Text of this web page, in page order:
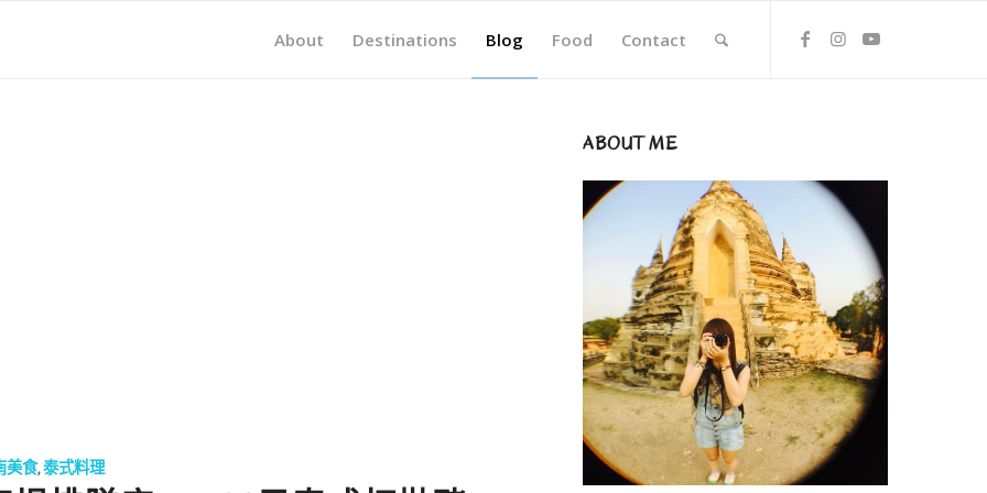
About Destinations Blog Food Contact
美食,泰式料理
ABOUT ME